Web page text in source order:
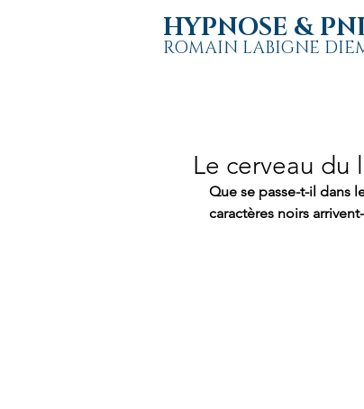
HYPNOSE &
ROMAIN LABIGNE
Le cerveau du
Que se passe-t-il dans
caractères noirs